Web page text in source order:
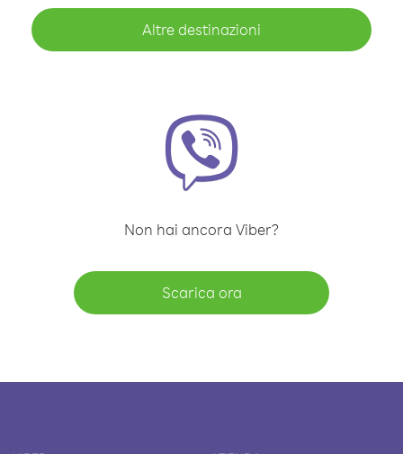
Altre destinazioni
Non hai ancora Viber?
Scarica ora